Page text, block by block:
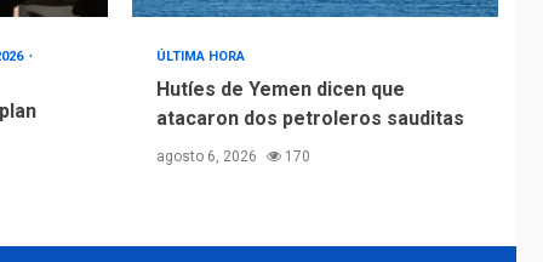
ÚLTIMA HORA
Hutíes de Yemen dicen que
atacaron dos petroleros sauditas
agosto 6, 2026 170